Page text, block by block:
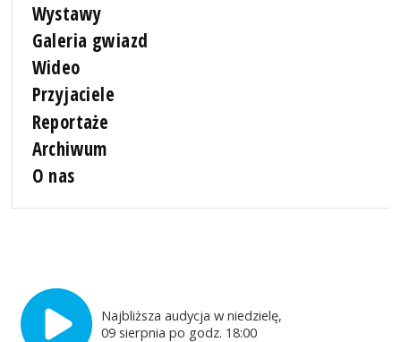
Wystawy
Galeria gwiazd
Wideo
Przyjaciele
Reportaże
Archiwum
O nas
Najbliższa audycja w niedzielę,
09 sierpnia po godz. 18:00